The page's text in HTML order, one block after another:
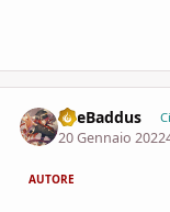
TheBaddus
20 Gennaio 2022
AUTORE